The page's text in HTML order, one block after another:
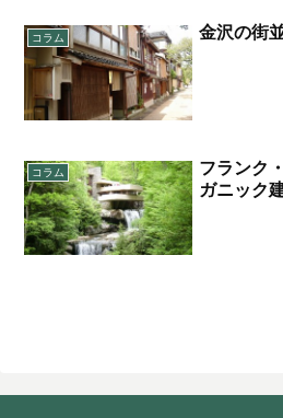
コラム 金沢の街
コラム
フランク
ガニック